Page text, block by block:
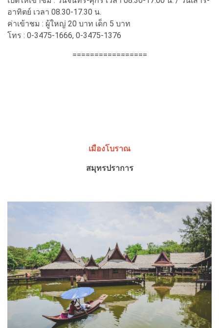
อาทิตย์ เวลา 08.30-17.30 น.
ค่าเข้าชม : ผู้ใหญ่ 20 บาท เด็ก 5 บาท
โทร : 0-3475-1666, 0-3475-1376
=================
เมืองโบราณ
สมุทรปราการ